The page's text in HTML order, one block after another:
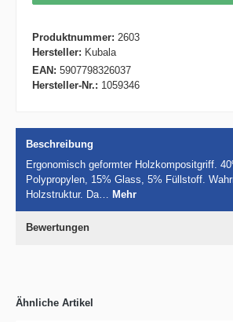
Produktnummer: 2603
Hersteller: Kubala
EAN: 5907798326037
Hersteller-Nr.: 1059346
Beschreibung
Ergonomisch geformter Holzkompositgriff.
Polypropylen, 15% Glass, 5% Füllstoff.
Holzstruktur. Da…
Mehr
Bewertungen
Ähnliche Artikel